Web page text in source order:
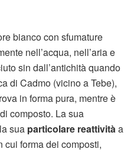
bianco con sfumature
nell’acqua, nell’aria e
sin dall’antichità quando
di Cadmo (vicino a Tebe),
in forma pura, mentre è
composto. La sua
sua particolare reattivitàa
cui forma dei composti,